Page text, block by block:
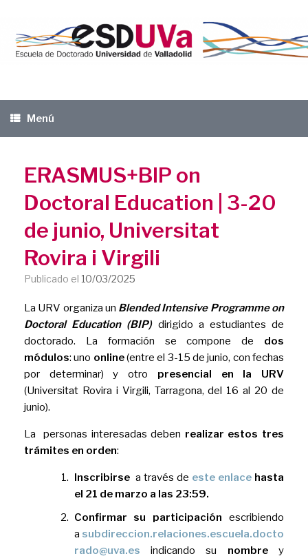
contenido
Menú
ERASMUS+BIP on
Doctoral Education | 3-20
de junio, Universitat
Rovira i Virgili
Publicado el 10/03/2025
La URV organiza un Blended Intensive Programme on
Doctoral Education (BIP) dirigido a estudiantes de
doctorado. La formación se compone de dos
módulos: uno online(entre el 3-15 de junio, con fechas
por determinar) y otro presencial
en la URV
(Universitat Rovira i Virgili, Tarragona, del 16 al 20 de
junio).
La personas interesadas deben realizar estos tres
trámites en orden:
Inscribirse a través de este enlacehasta
el 21 de marzo a las 23:59.
Confirmar su participación escribiendo
a subdireccion.relaciones.escuela.docto
rado@uva.es indicando su nombrey